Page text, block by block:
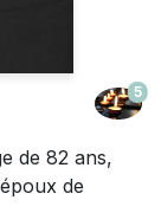
5
de 82 ans,
de